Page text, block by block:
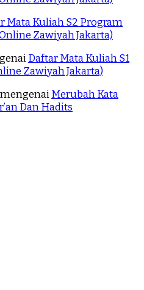
Mata Kuliah S2 Program
Zawiyah Jakarta)
Daftar Mata Kuliah S1
Zawiyah Jakarta)
mengenaiMerubah Kata
Dan Hadits